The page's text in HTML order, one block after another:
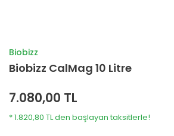
Biobizz
Biobizz CalMag 10 Litre
7.080,00 TL
* 1.820,80 TL den başlayan taksitlerle!